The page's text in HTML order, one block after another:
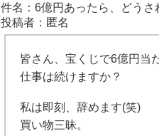
件名：6億円あったら、どうさ
投稿者：匿名
皆さん、宝くじで6億円当
仕事は続けますか？
私は即刻、辞めます(笑)
買い物三昧。